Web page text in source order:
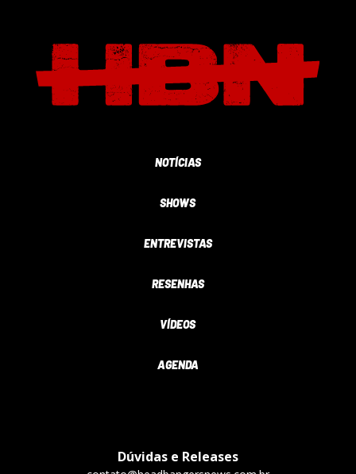
NOTÍCIAS
SHOWS
ENTREVISTAS
RESENHAS
VÍDEOS
AGENDA
Dúvidas e Releases